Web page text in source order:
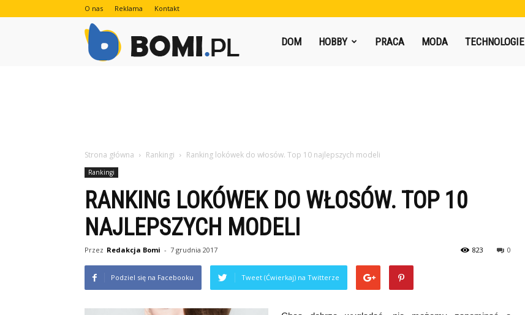
O nas Reklama Kontakt
DOM HOBBY PRACA MODA TECHNOLOGIE
Strona główna Rankingi Ranking lokówek do włosów. Top 10 najlepszych modeli
Rankingi
RANKING LOKÓWEK DO WŁOSÓW. TOP 10
NAJLEPSZYCH MODELI
Przez Redakcja Bomi - 7 grudnia 2017 0
823
Podziel się na Facebooku Tweet (Ćwierkaj) na Twitterze